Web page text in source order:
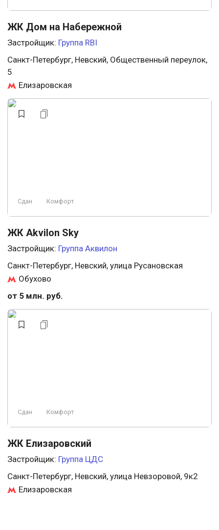
ЖК Дом на Набережной
Застройщик: Группа RBI
Санкт-Петербург, Невский, Общественный переулок,
5
Елизаровская
Сдан Комфорт
ЖК Akvilon Sky
Застройщик: Группа Аквилон
Санкт-Петербург, Невский, улица Русановская
Обухово
от 5 млн. руб.
Сдан Комфорт
ЖК Елизаровский
Застройщик: Группа ЦДС
Санкт-Петербург, Невский, улица Невзоровой, 9к2
Елизаровская